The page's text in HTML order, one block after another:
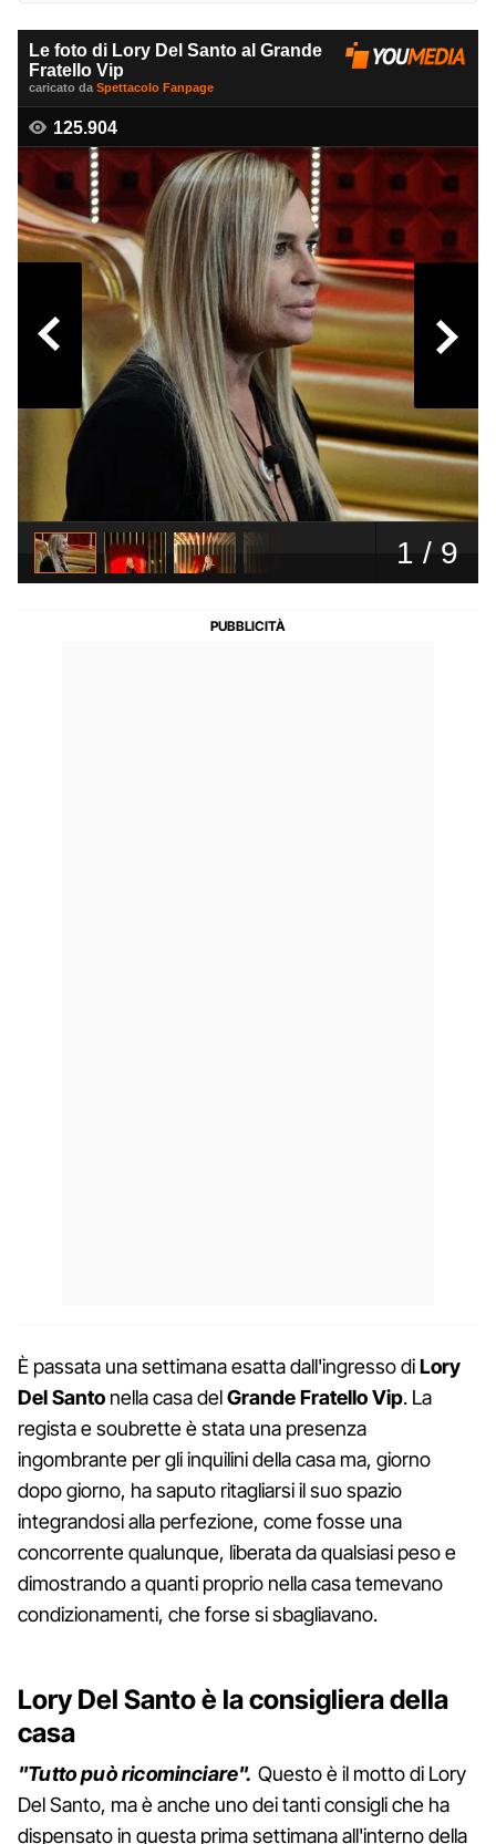
È passata una settimana esatta dall'ingresso diLory
DelSanto nella casa delGrandeFratelloVip. La
regista e soubrette è stata una presenza
ingombrante per gli inquilini della casa ma, giorno
dopo giorno, ha saputo ritagliarsi il suo spazio
integrandosi alla perfezione, come fosse una
concorrente qualunque, liberata da qualsiasi peso e
dimostrando a quanti proprio nella casa temevano
condizionamenti, che forse si sbagliavano.
Lory Del Santo è la consigliera della
casa
"Tutto può ricominciare". Questo è il motto di Lory
Del Santo, ma è anche uno dei tanti consigli che ha
dispensato in questa prima settimana all'interno della